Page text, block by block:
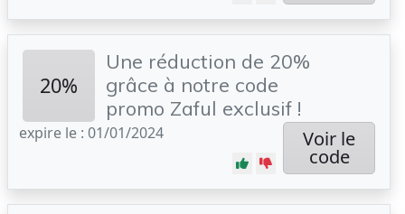
20%
Une réduction de 20%
grâce à notre code
promo Zaful exclusif !
expire le : 01/01/2024 Voir le
code